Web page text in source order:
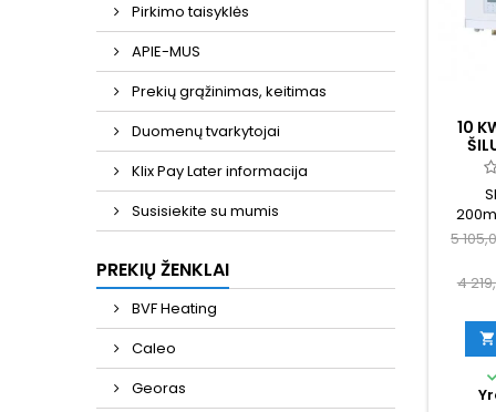
Pirkimo taisyklės
APIE-MUS
Prekių grąžinimas, keitimas
Duomenų tvarkytojai
Klix Pay Later informacija
Susisiekite su mumis
PREKIŲ ŽENKLAI
BVF Heating
Caleo
Georas
10
5
4
